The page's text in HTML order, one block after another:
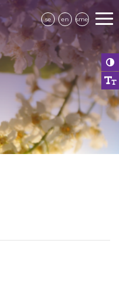
se en sme